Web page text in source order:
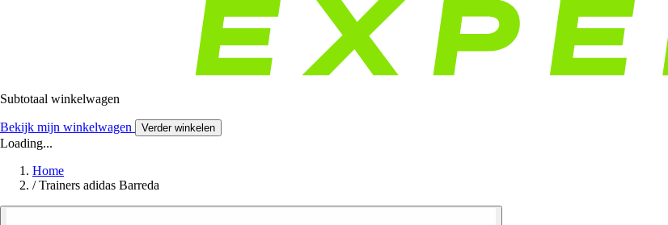
Subtotaal winkelwagen
Bekijk mijn winkelwagen Verder winkelen
Loading...
Home
/ Trainers adidas Barreda